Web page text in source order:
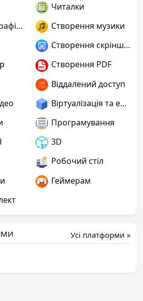
Читалки
Створення музики
Створення скріншотів
Створення PDF
Віддалений доступ
Віртуалізація та емуляція
Програмування
3D
Робочий стіл
Геймерам
Усі платформи »